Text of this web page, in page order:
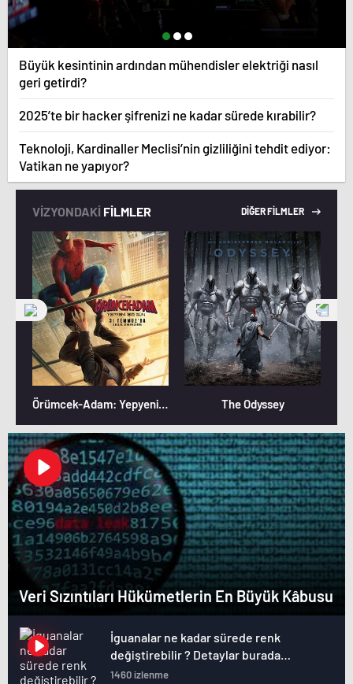
Büyük kesintinin ardından mühendisler elektriği nasıl
geri getirdi?
2025’te bir hacker şifrenizi ne kadar sürede kırabilir?
Teknoloji, Kardinaller Meclisi’nin gizliliğini tehdit ediyor:
Vatikan ne yapıyor?
VİZYONDAKİ FİLMLER DİĞER FİLMLER
Örümcek-Adam: Yepyeni Bir Gün The Odyssey
Veri Sızıntıları Hükümetlerin En Büyük Kâbusu
İguanalar ne kadar sürede renk
değiştirebilir ? Detaylar burada…
1460 izlenme